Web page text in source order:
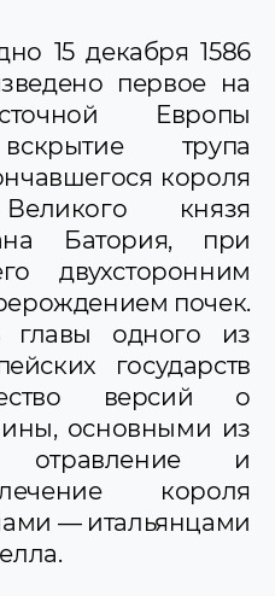
15 декабря 1586
первое на
Европы
трупа
короля
князя
Батория, при
двухсторонним
почек.
главы одного из
государств
версий о
основными из
и
короля
— итальянцами